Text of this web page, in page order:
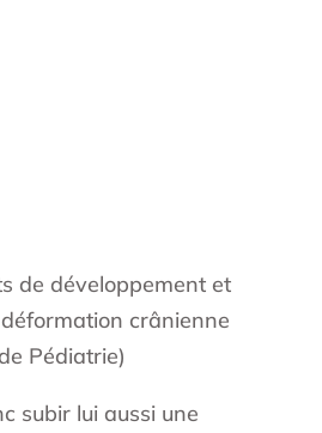
de développement et
crânienne
Pédiatrie)
subir lui aussi une